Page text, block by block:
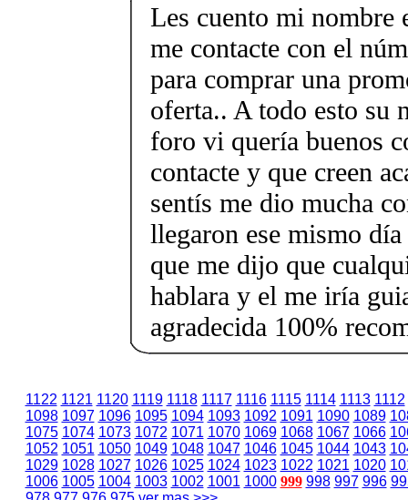
Les cuento mi nombre
me contacte con el
para comprar una
oferta.. A todo esto su
foro vi quería buenos
contacte y que creen
sentís me dio mucha
llegaron ese mismo
que me dijo que
hablara y el me iría
agradecida 100%
1122 1121 1120 1119 1118 1117 1116 1115 1114 1113 1112
1098 1097 1096 1095 1094 1093 1092 1091 1090 1089
1075 1074 1073 1072 1071 1070 1069 1068 1067 1066
1052 1051 1050 1049 1048 1047 1046 1045 1044 1043
1029 1028 1027 1026 1025 1024 1023 1022 1021 1020
1006 1005 1004 1003 1002 1001 1000 999 998 997 996